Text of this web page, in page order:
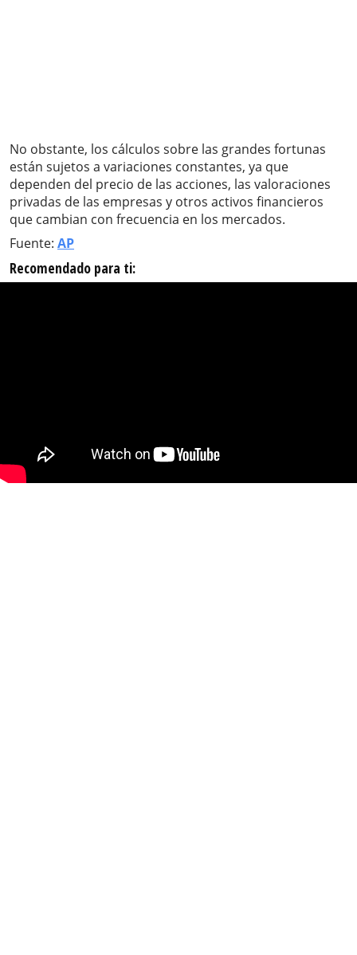
No obstante, los cálculos sobre las grandes fortunas
están sujetos a variaciones constantes, ya que
dependen del precio de las acciones, las valoraciones
privadas de las empresas y otros activos financieros
que cambian con frecuencia en los mercados.
Fuente: AP
Recomendado para ti: